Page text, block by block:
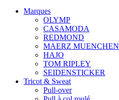
Marques
OLYMP
CASAMODA
REDMOND
MAERZ MUENCHEN
HAJO
TOM RIPLEY
SEIDENSTICKER
Tricot & Sweat
Pull-over